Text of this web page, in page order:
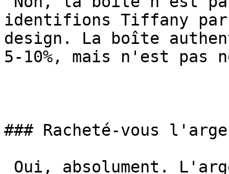
identifions Tiffany par
design. La boîte
5-10%, mais n'est pas
### Racheté-vous